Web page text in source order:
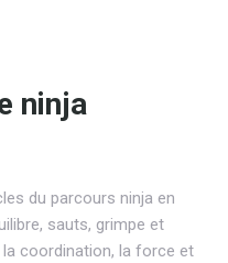
ninja
du parcours ninja en
sauts, grimpe et
coordination, la force et